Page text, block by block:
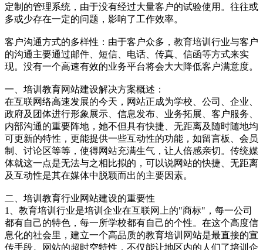
定制的管理系统，由于没有经过大量客户的试验使用。往往或
多或少存在一定的问题，影响了工作效率。
客户沟通方式的多样性：由于客户众多，教育培训行业与客户
的沟通主要通过邮件、短信、电话、传真、信函等方式来实
现。没有一个高速有效的业务平台将会大大降低客户满意度。
一、培训教育网站建设解决方案概述：
在互联网络高速发展的今天，网站正成为学校、公司、企业、
政府及团体进行形象展示、信息发布、业务拓展、客户服务、
内部沟通的重要阵地，她不但具有快捷、无距离及随时随地均
可更新的特性，更能提供一些互动性的功能，如留言板、会员
制、讨论区等等，使得网站充满生气，让人倍感亲切。传统媒
体就这一点是无法与之相比拟的，可以说网站的快捷、无距离
及互动性是其在媒体中脱颖而出的主要因素。
二、培训教育行业网站建设的重要性
1、教育培训行业是培训企业在互联网上的"商标"，每一公司
都有自己的特色，每一所学校都有自己的个性。在这个高度信
息化的社会里，建立一个高品质的教育培训网站是最直接的宣
传手段。网站的超时空特性，不仅能让地区内的人们了培训企